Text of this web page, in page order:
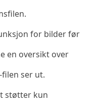
for bilder før
en oversikt over
ser ut.
støtter kun